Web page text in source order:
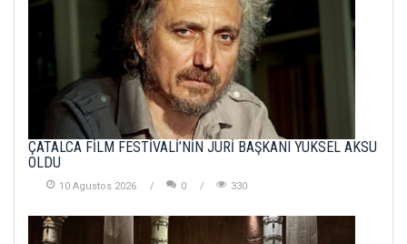
ÇATALCA FİLM FESTİVALİ’NİN JÜRİ BAŞKANI YÜKSEL AKSU
OLDU
10 Agustos 2026 0 330